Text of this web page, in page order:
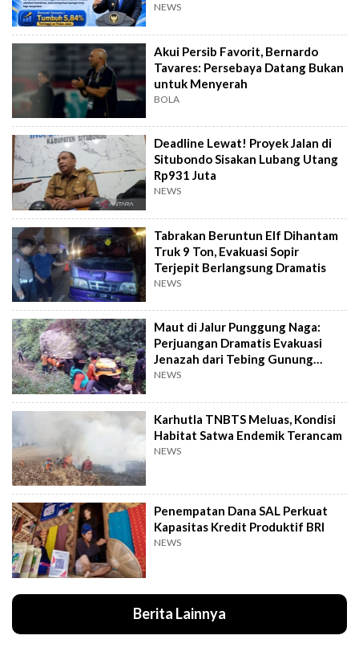
NEWS
Akui Persib Favorit, Bernardo
Tavares: Persebaya Datang Bukan
untuk Menyerah
BOLA
Deadline Lewat! Proyek Jalan di
Situbondo Sisakan Lubang Utang
Rp931 Juta
NEWS
Tabrakan Beruntun Elf Dihantam
Truk 9 Ton, Evakuasi Sopir
Terjepit Berlangsung Dramatis
NEWS
Maut di Jalur Punggung Naga:
Perjuangan Dramatis Evakuasi
Jenazah dari Tebing Gunung
Piramid
NEWS
Karhutla TNBTS Meluas, Kondisi
Habitat Satwa Endemik Terancam
NEWS
Penempatan Dana SAL Perkuat
Kapasitas Kredit Produktif BRI
NEWS
Berita Lainnya